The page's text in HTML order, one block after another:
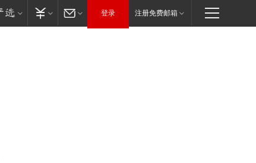
登录 注册免费邮箱